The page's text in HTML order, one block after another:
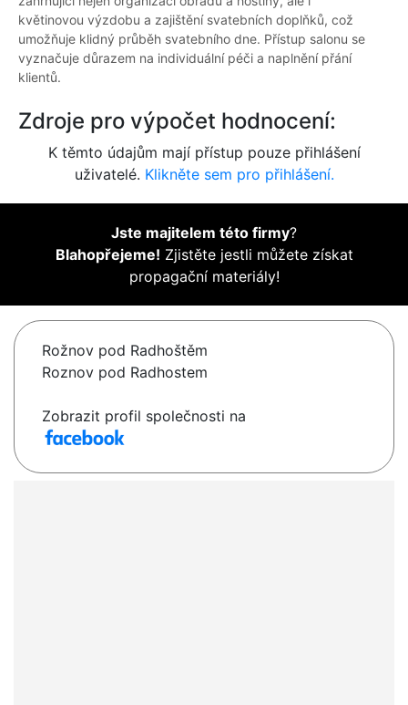
květinovou výzdobu a zajištění svatebních doplňků, což
umožňuje klidný průběh svatebního dne. Přístup salonu se
vyznačuje důrazem na individuální péči a naplnění přání
klientů.
Zdroje pro výpočet hodnocení:
K těmto údajům mají přístup pouze přihlášení
uživatelé. Klikněte sem pro přihlášení.
Jste majitelem této firmy?
Blahopřejeme! Zjistěte jestli můžete získat
propagační materiály!
Rožnov pod Radhoštěm
Roznov pod Radhostem
Zobrazit profil společnosti na